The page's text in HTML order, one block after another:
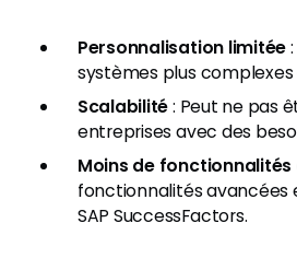
Personnalisation limitée
systèmes plus
Scalabilité: Peut ne pas
entreprises avec des
Moins de fonctionnalités
fonctionnalités avancées
SAP SuccessFactors.